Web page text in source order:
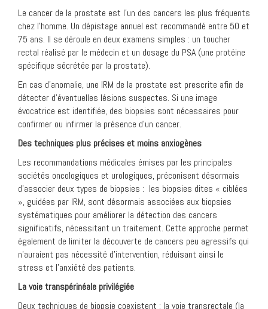
Le cancer de la prostate est l’un des cancers les plus fréquents
chez l’homme. Un dépistage annuel est recommandé entre 50 et
75 ans. Il se déroule en deux examens simples : un toucher
rectal réalisé par le médecin et un dosage du PSA (une protéine
spécifique sécrétée par la prostate).
En cas d’anomalie, une IRM de la prostate est prescrite afin de
détecter d’éventuelles lésions suspectes. Si une image
évocatrice est identifiée, des biopsies sont nécessaires pour
confirmer ou infirmer la présence d’un cancer.
Des techniques plus précises et moins anxiogènes
Les recommandations médicales émises par les principales
sociétés oncologiques et urologiques, préconisent désormais
d’associer deux types de biopsies : les biopsies dites « ciblées
», guidées par IRM, sont désormais associées aux biopsies
systématiques pour améliorer la détection des cancers
significatifs, nécessitant un traitement. Cette approche permet
également de limiter la découverte de cancers peu agressifs qui
n’auraient pas nécessité d’intervention, réduisant ainsi le
stress et l’anxiété des patients.
La voie transpérinéale privilégiée
Deux techniques de biopsie coexistent : la voie transrectale (la